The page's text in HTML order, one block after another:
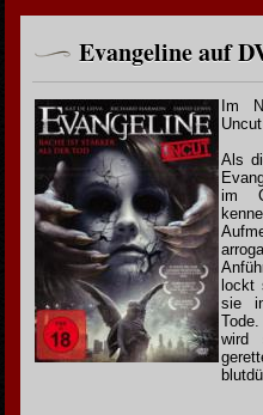
Evangeline auf
Im
Als
im
lockt
sie
wird